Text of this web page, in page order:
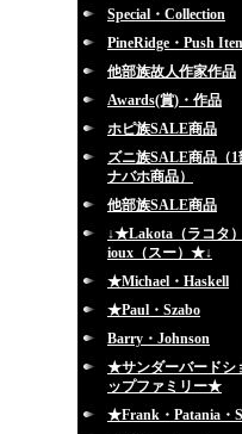
Special・Collection
PineRidge・Push
他部族故人作家作品
Awards(賞)・作品
ホピ族SALE商品
ズニ族SALE商品（1
ナバホ商品）
他部族SALE商品
↓★Lakota（ラコタ
ioux（スー）★↓
★Michael・Haskell
★Paul・Szabo
Barry・Johnson
★サンダーバードシ
ップファミリー★
★Frank・Patania・